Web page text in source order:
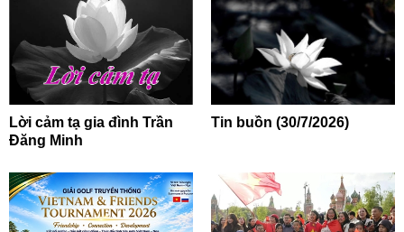
Lời cảm tạ gia đình Trần
Đăng Minh
Tin buồn (30/7/2026)